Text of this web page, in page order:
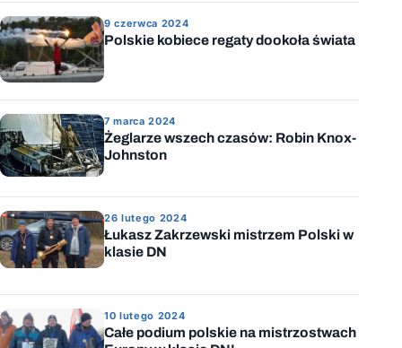
9 czerwca 2024
Polskie kobiece regaty dookoła świata
7 marca 2024
Żeglarze wszech czasów: Robin Knox-
Johnston
26 lutego 2024
Łukasz Zakrzewski mistrzem Polski w
klasie DN
10 lutego 2024
Całe podium polskie na mistrzostwach